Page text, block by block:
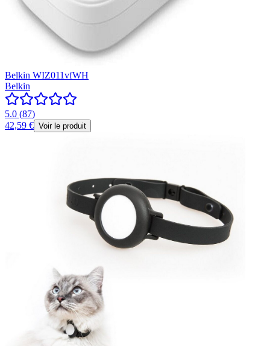
Belkin WIZ011vfWH
Belkin
5.0 (87)
42,59 € Voir le produit